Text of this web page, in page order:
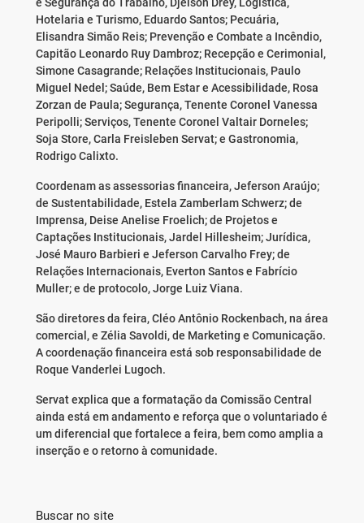
Hotelaria e Turismo, Eduardo Santos; Pecuária,
Elisandra Simão Reis; Prevenção e Combate a Incêndio,
Capitão Leonardo Ruy Dambroz; Recepção e Cerimonial,
Simone Casagrande; Relações Institucionais, Paulo
Miguel Nedel; Saúde, Bem Estar e Acessibilidade, Rosa
Zorzan de Paula; Segurança, Tenente Coronel Vanessa
Peripolli; Serviços, Tenente Coronel Valtair Dorneles;
Soja Store, Carla Freisleben Servat; e Gastronomia,
Rodrigo Calixto.
Coordenam as assessorias financeira, Jeferson Araújo;
de Sustentabilidade, Estela Zamberlam Schwerz; de
Imprensa, Deise Anelise Froelich; de Projetos e
Captações Institucionais, Jardel Hillesheim; Jurídica,
José Mauro Barbieri e Jeferson Carvalho Frey; de
Relações Internacionais, Everton Santos e Fabrício
Muller; e de protocolo, Jorge Luiz Viana.
São diretores da feira, Cléo Antônio Rockenbach, na área
comercial, e Zélia Savoldi, de Marketing e Comunicação.
A coordenação financeira está sob responsabilidade de
Roque Vanderlei Lugoch.
Servat explica que a formatação da Comissão Central
ainda está em andamento e reforça que o voluntariado é
um diferencial que fortalece a feira, bem como amplia a
inserção e o retorno à comunidade.
Buscar no site